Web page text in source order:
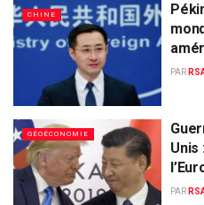
CHINE
PAR
GÉOÉCONOMIE
Unis
PAR